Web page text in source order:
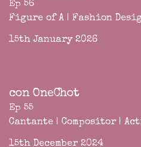
Ep 56
Figure of A | Fashion
15th January 2026
con OneChot
Ep 55
Cantante | Compositor |
15th December 2024